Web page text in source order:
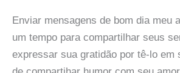
Enviar mensagens de bom dia meu
um tempo para compartilhar seus
expressar sua gratidão por tê-lo em